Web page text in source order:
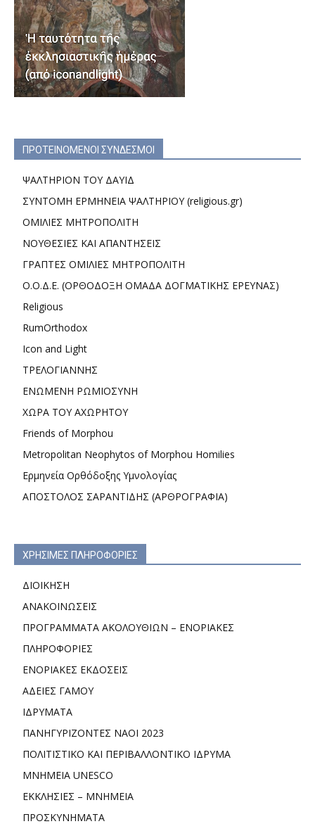
ΠΡΟΤΕΙΝΟΜΕΝΟΙ ΣΥΝΔΕΣΜΟΙ
ΨΑΛΤΗΡΙΟΝ ΤΟΥ ΔΑΥΙΔ
ΣΥΝΤΟΜΗ ΕΡΜΗΝΕΙΑ ΨΑΛΤΗΡΙΟΥ (religious.gr)
ΟΜΙΛΙΕΣ ΜΗΤΡΟΠΟΛΙΤΗ
ΝΟΥΘΕΣΙΕΣ ΚΑΙ ΑΠΑΝΤΗΣΕΙΣ
ΓΡΑΠΤΕΣ ΟΜΙΛΙΕΣ ΜΗΤΡΟΠΟΛΙΤΗ
Ο.Ο.Δ.Ε. (ΟΡΘΟΔΟΞΗ ΟΜΑΔΑ ΔΟΓΜΑΤΙΚΗΣ ΕΡΕΥΝΑΣ)
Religious
RumOrthodox
Icon and Light
ΤΡΕΛΟΓΙΑΝΝΗΣ
ΕΝΩΜΕΝΗ ΡΩΜΙΟΣΥΝΗ
ΧΩΡΑ ΤΟΥ ΑΧΩΡΗΤΟΥ
Friends of Morphou
Metropolitan Neophytos of Morphou Homilies
Ερμηνεία Ορθόδοξης Υμνολογίας
ΑΠΟΣΤΟΛΟΣ ΣΑΡΑΝΤΙΔΗΣ (ΑΡΘΡΟΓΡΑΦΙΑ)
ΧΡΗΣΙΜΕΣ ΠΛΗΡΟΦΟΡΙΕΣ
ΔΙΟΙΚΗΣΗ
ΑΝΑΚΟΙΝΩΣΕΙΣ
ΠΡΟΓΡΑΜΜΑΤΑ ΑΚΟΛΟΥΘΙΩΝ – ΕΝΟΡΙΑΚΕΣ
ΠΛΗΡΟΦΟΡΙΕΣ
ΕΝΟΡΙΑΚΕΣ ΕΚΔΟΣΕΙΣ
ΑΔΕΙΕΣ ΓΑΜΟΥ
ΙΔΡΥΜΑΤΑ
ΠΑΝΗΓΥΡΙΖΟΝΤΕΣ ΝΑΟΙ 2023
ΠΟΛΙΤΙΣΤΙΚΟ ΚΑΙ ΠΕΡΙΒΑΛΛΟΝΤΙΚΟ ΙΔΡΥΜΑ
ΜΝΗΜΕΙΑ UNESCO
ΕΚΚΛΗΣΙΕΣ – ΜΝΗΜΕΙΑ
ΠΡΟΣΚΥΝΗΜΑΤΑ